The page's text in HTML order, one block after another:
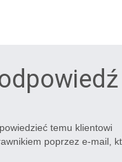
temu klientowi
poprzez e-mail,